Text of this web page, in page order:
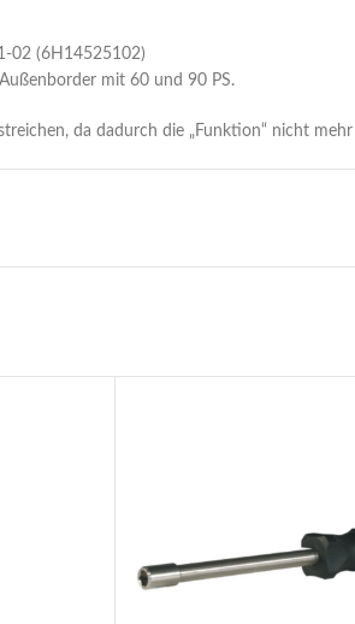
02 (6H14525102)
mit 60 und 90 PS.
da dadurch die „Funktion“ nicht mehr